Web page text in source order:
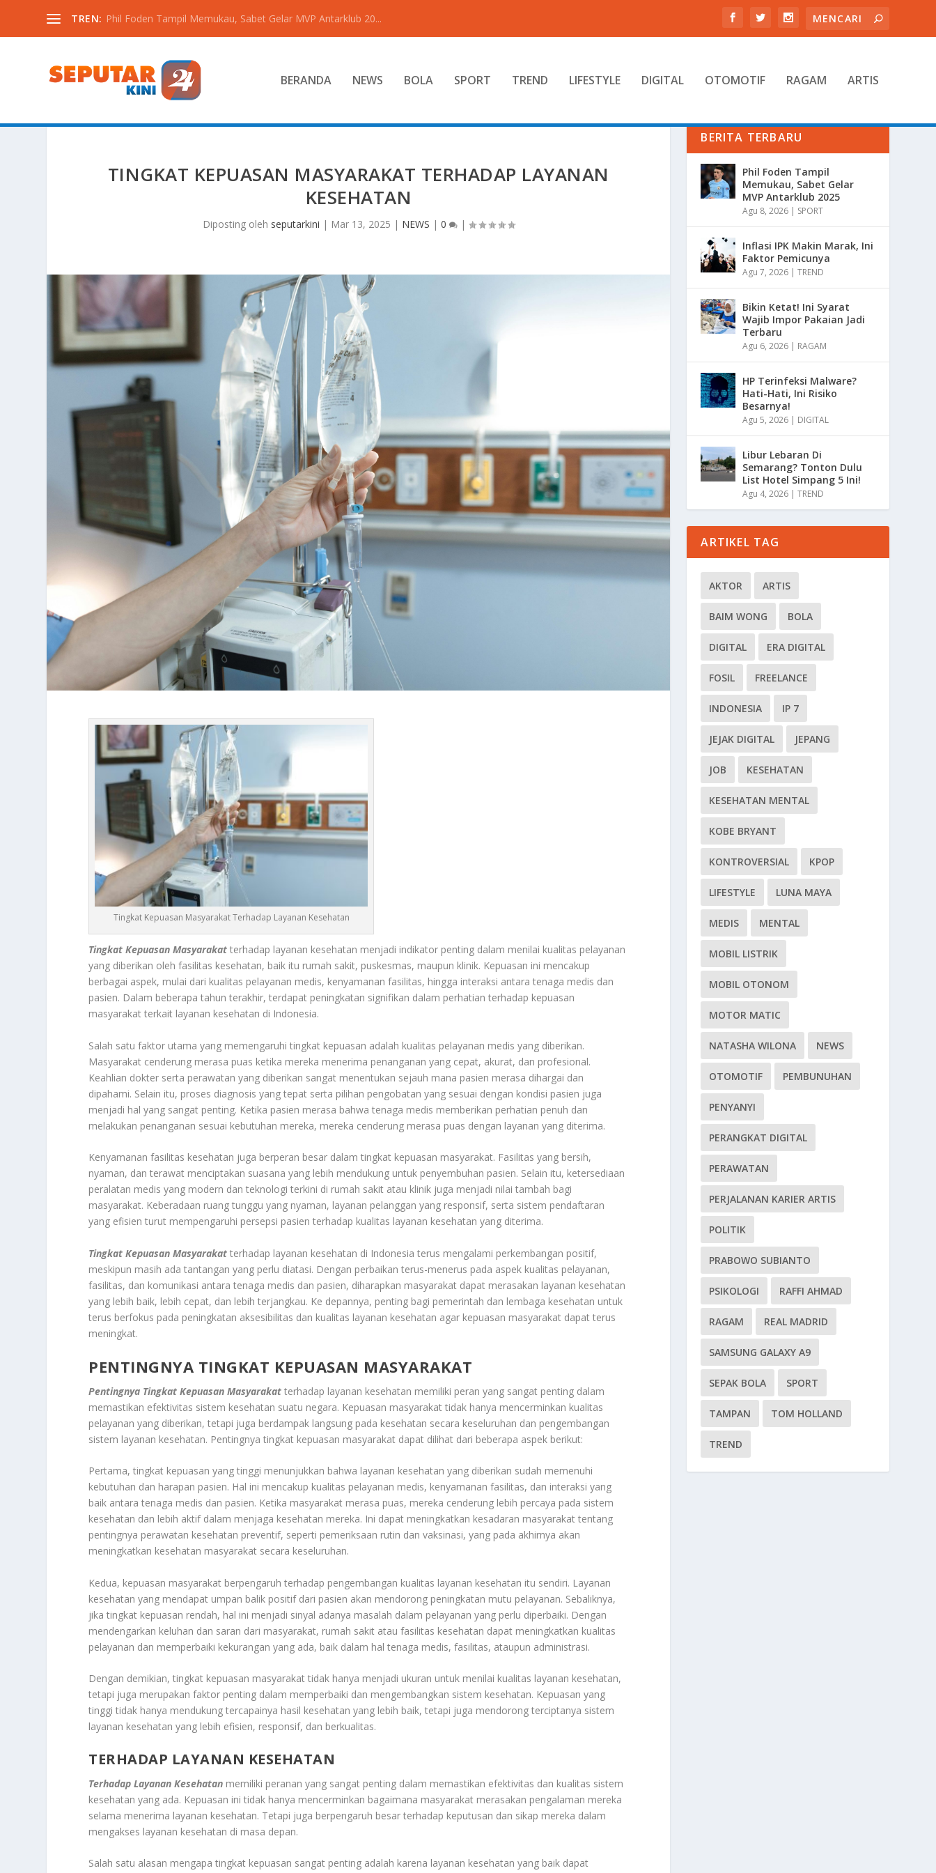
TREN: Phil Foden Tampil Memukau, Sabet Gelar MVP Antarklub 20...
BERANDA NEWS BOLA SPORT TREND LIFESTYLE DIGITAL OTOMOTIF RAGAM ARTIS
TINGKAT KEPUASAN MASYARAKAT TERHADAP LAYANAN
KESEHATAN
Diposting oleh seputarkini | Mar 13, 2025 | NEWS | 0 |
Tingkat Kepuasan Masyarakat Terhadap Layanan Kesehatan
Tingkat Kepuasan Masyarakat terhadap layanan kesehatan menjadi indikator penting dalam menilai kualitas pelayanan
yang diberikan oleh fasilitas kesehatan, baik itu rumah sakit, puskesmas, maupun klinik. Kepuasan ini mencakup
berbagai aspek, mulai dari kualitas pelayanan medis, kenyamanan fasilitas, hingga interaksi antara tenaga medis dan
pasien. Dalam beberapa tahun terakhir, terdapat peningkatan signifikan dalam perhatian terhadap kepuasan
masyarakat terkait layanan kesehatan di Indonesia.
Salah satu faktor utama yang memengaruhi tingkat kepuasan adalah kualitas pelayanan medis yang diberikan.
Masyarakat cenderung merasa puas ketika mereka menerima penanganan yang cepat, akurat, dan profesional.
Keahlian dokter serta perawatan yang diberikan sangat menentukan sejauh mana pasien merasa dihargai dan
dipahami. Selain itu, proses diagnosis yang tepat serta pilihan pengobatan yang sesuai dengan kondisi pasien juga
menjadi hal yang sangat penting. Ketika pasien merasa bahwa tenaga medis memberikan perhatian penuh dan
melakukan penanganan sesuai kebutuhan mereka, mereka cenderung merasa puas dengan layanan yang diterima.
Kenyamanan fasilitas kesehatan juga berperan besar dalam tingkat kepuasan masyarakat. Fasilitas yang bersih,
nyaman, dan terawat menciptakan suasana yang lebih mendukung untuk penyembuhan pasien. Selain itu, ketersediaan
peralatan medis yang modern dan teknologi terkini di rumah sakit atau klinik juga menjadi nilai tambah bagi
masyarakat. Keberadaan ruang tunggu yang nyaman, layanan pelanggan yang responsif, serta sistem pendaftaran
yang efisien turut mempengaruhi persepsi pasien terhadap kualitas layanan kesehatan yang diterima.
Tingkat Kepuasan Masyarakatterhadap layanan kesehatan di Indonesia terus mengalami perkembangan positif,
meskipun masih ada tantangan yang perlu diatasi. Dengan perbaikan terus-menerus pada aspek kualitas pelayanan,
fasilitas, dan komunikasi antara tenaga medis dan pasien, diharapkan masyarakat dapat merasakan layanan kesehatan
yang lebih baik, lebih cepat, dan lebih terjangkau. Ke depannya, penting bagi pemerintah dan lembaga kesehatan untuk
terus berfokus pada peningkatan aksesibilitas dan kualitas layanan kesehatan agar kepuasan masyarakat dapat terus
meningkat.
PENTINGNYA TINGKAT KEPUASAN MASYARAKAT
Pentingnya Tingkat Kepuasan Masyarakat terhadap layanan kesehatan memiliki peran yang sangat penting dalam
memastikan efektivitas sistem kesehatan suatu negara. Kepuasan masyarakat tidak hanya mencerminkan kualitas
pelayanan yang diberikan, tetapi juga berdampak langsung pada kesehatan secara keseluruhan dan pengembangan
sistem layanan kesehatan. Pentingnya tingkat kepuasan masyarakat dapat dilihat dari beberapa aspek berikut:
Pertama, tingkat kepuasan yang tinggi menunjukkan bahwa layanan kesehatan yang diberikan sudah memenuhi
kebutuhan dan harapan pasien. Hal ini mencakup kualitas pelayanan medis, kenyamanan fasilitas, dan interaksi yang
baik antara tenaga medis dan pasien. Ketika masyarakat merasa puas, mereka cenderung lebih percaya pada sistem
kesehatan dan lebih aktif dalam menjaga kesehatan mereka. Ini dapat meningkatkan kesadaran masyarakat tentang
pentingnya perawatan kesehatan preventif, seperti pemeriksaan rutin dan vaksinasi, yang pada akhirnya akan
meningkatkan kesehatan masyarakat secara keseluruhan.
Kedua, kepuasan masyarakat berpengaruh terhadap pengembangan kualitas layanan kesehatan itu sendiri. Layanan
kesehatan yang mendapat umpan balik positif dari pasien akan mendorong peningkatan mutu pelayanan. Sebaliknya,
jika tingkat kepuasan rendah, hal ini menjadi sinyal adanya masalah dalam pelayanan yang perlu diperbaiki. Dengan
mendengarkan keluhan dan saran dari masyarakat, rumah sakit atau fasilitas kesehatan dapat meningkatkan kualitas
pelayanan dan memperbaiki kekurangan yang ada, baik dalam hal tenaga medis, fasilitas, ataupun administrasi.
Dengan demikian, tingkat kepuasan masyarakat tidak hanya menjadi ukuran untuk menilai kualitas layanan kesehatan,
tetapi juga merupakan faktor penting dalam memperbaiki dan mengembangkan sistem kesehatan. Kepuasan yang
tinggi tidak hanya mendukung tercapainya hasil kesehatan yang lebih baik, tetapi juga mendorong terciptanya sistem
layanan kesehatan yang lebih efisien, responsif, dan berkualitas.
TERHADAP LAYANAN KESEHATAN
Terhadap Layanan Kesehatan memiliki peranan yang sangat penting dalam memastikan efektivitas dan kualitas sistem
kesehatan yang ada. Kepuasan ini tidak hanya mencerminkan bagaimana masyarakat merasakan pengalaman mereka
selama menerima layanan kesehatan. Tetapi juga berpengaruh besar terhadap keputusan dan sikap mereka dalam
mengakses layanan kesehatan di masa depan.
Salah satu alasan mengapa tingkat kepuasan sangat penting adalah karena layanan kesehatan yang baik dapat
BERITA TERBARU
Phil Foden Tampil
Memukau, Sabet Gelar
MVP Antarklub 2025
Agu 8, 2026 | SPORT
Inflasi IPK Makin Marak, Ini
Faktor Pemicunya
Agu 7, 2026 |TREND
Bikin Ketat! Ini Syarat
Wajib Impor Pakaian Jadi
Terbaru
Agu 6, 2026 | RAGAM
HP Terinfeksi Malware?
Hati-Hati, Ini Risiko
Besarnya!
Agu 5, 2026 | DIGITAL
Libur Lebaran Di
Semarang? Tonton Dulu
List Hotel Simpang 5 Ini!
Agu 4, 2026 |TREND
ARTIKEL TAG
AKTOR ARTIS
BAIM WONG BOLA
DIGITAL ERA DIGITAL
FOSIL FREELANCE
INDONESIA IP 7
JEJAK DIGITAL JEPANG
JOB KESEHATAN
KESEHATAN MENTAL
KOBE BRYANT
KONTROVERSIAL KPOP
LIFESTYLE LUNA MAYA
MEDIS MENTAL
MOBIL LISTRIK
MOBIL OTONOM
MOTOR MATIC
NATASHA WILONA NEWS
OTOMOTIF PEMBUNUHAN
PENYANYI
PERANGKAT DIGITAL
PERAWATAN
PERJALANAN KARIER ARTIS
POLITIK
PRABOWO SUBIANTO
PSIKOLOGI RAFFI AHMAD
RAGAM REAL MADRID
SAMSUNG GALAXY A9
SEPAK BOLA SPORT
TAMPAN TOM HOLLAND
TREND